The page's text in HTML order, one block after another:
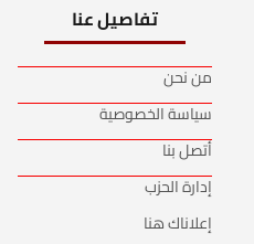
تفاصيل عنا
من نحن
سياسة الخصوصية
أتصل بنا
إدارة الحزب
إعلاناك هنا